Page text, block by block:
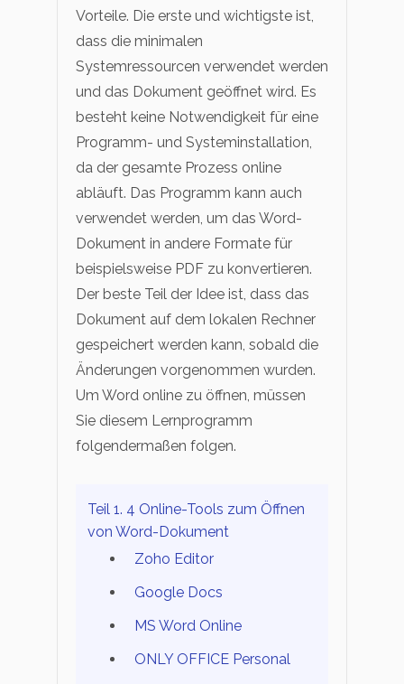
Vorteile. Die erste und wichtigste ist,
dass die minimalen
Systemressourcen verwendet werden
und das Dokument geöffnet wird. Es
besteht keine Notwendigkeit für eine
Programm- und Systeminstallation,
da der gesamte Prozess online
abläuft. Das Programm kann auch
verwendet werden, um das Word-
Dokument in andere Formate für
beispielsweise PDF zu konvertieren.
Der beste Teil der Idee ist, dass das
Dokument auf dem lokalen Rechner
gespeichert werden kann, sobald die
Änderungen vorgenommen wurden.
Um Word online zu öffnen, müssen
Sie diesem Lernprogramm
folgendermaßen folgen.
Teil 1. 4 Online-Tools zum Öffnen
von Word-Dokument
Zoho Editor
Google Docs
MS Word Online
ONLY OFFICE Personal